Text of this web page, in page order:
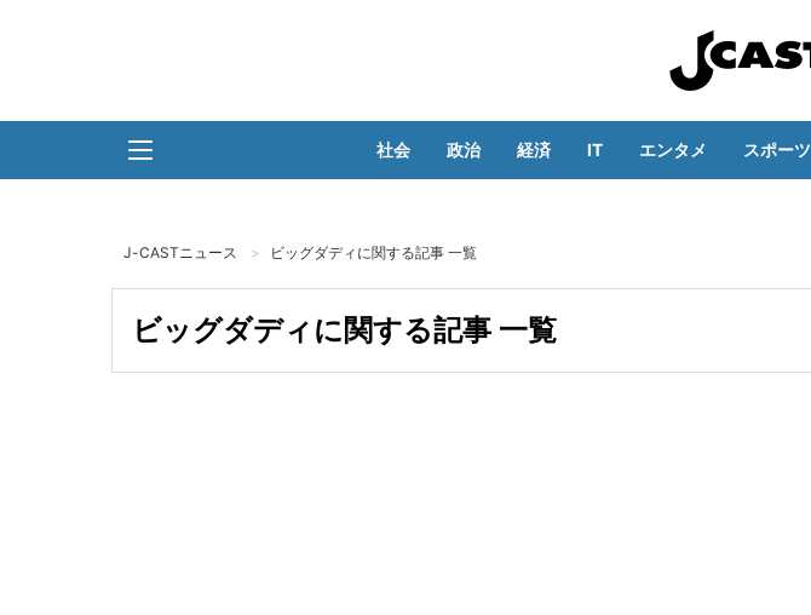
社会 政治 経済 IT エンタメ スポーツ
J-CASTニュース ビッグダディに関する記事 一覧
ビッグダディに関する記事 一覧